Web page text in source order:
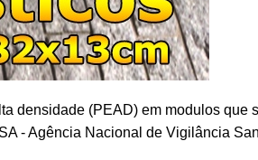
densidade (PEAD) em modulos que
- Agência Nacional de Vigilância